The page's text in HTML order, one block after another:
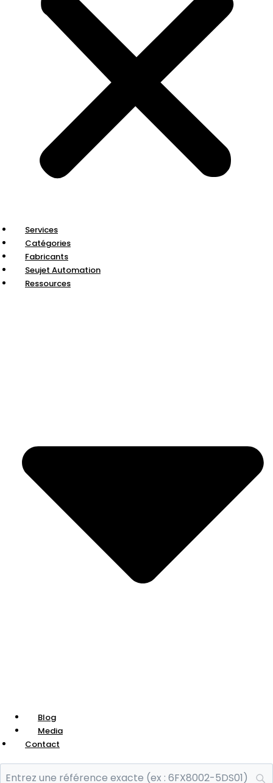
Services
Catégories
Fabricants
Seujet Automation
Ressources
Blog
Media
Contact